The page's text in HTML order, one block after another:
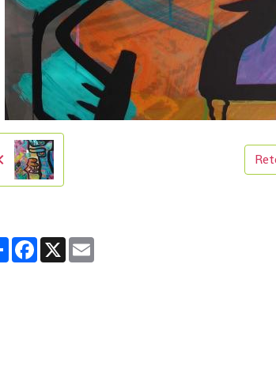
PartagerFacebook
X